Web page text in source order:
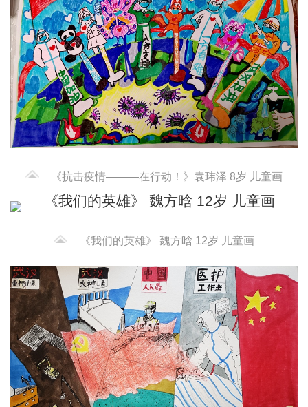
《抗击疫情———在行动！》袁玮泽 8岁 儿童画
《我们的英雄》 魏方晗 12岁 儿童画